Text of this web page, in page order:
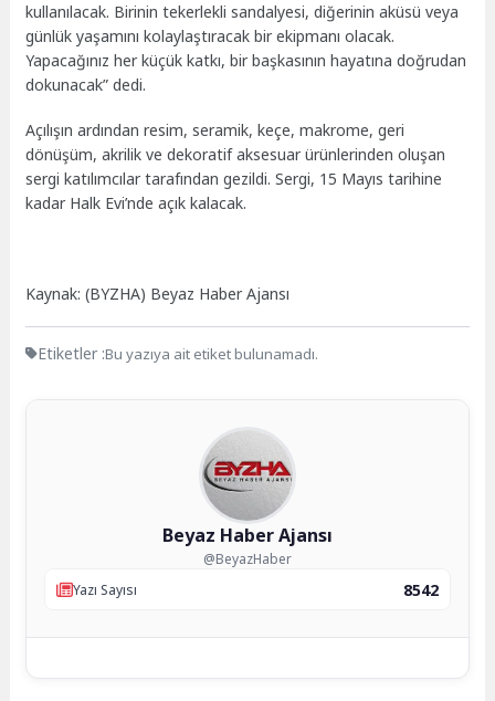
kullanılacak. Birinin tekerlekli sandalyesi, diğerinin aküsü veya
günlük yaşamını kolaylaştıracak bir ekipmanı olacak.
Yapacağınız her küçük katkı, bir başkasının hayatına doğrudan
dokunacak” dedi.
Açılışın ardından resim, seramik, keçe, makrome, geri
dönüşüm, akrilik ve dekoratif aksesuar ürünlerinden oluşan
sergi katılımcılar tarafından gezildi. Sergi, 15 Mayıs tarihine
kadar Halk Evi’nde açık kalacak.
Kaynak: (BYZHA) Beyaz Haber Ajansı
Etiketler :Bu yazıya ait etiket bulunamadı.
Beyaz Haber Ajansı
@BeyazHaber
Yazı Sayısı
8542